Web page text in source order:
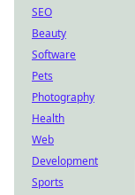
SEO
Beauty
Software
Pets
Photography
Health
Web
Development
Sports